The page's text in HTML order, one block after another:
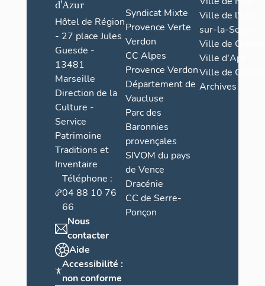
d'Azur
Hôtel de Région
- 27 place Jules
Guesde -
13481
Marseille
Direction de la
Culture -
Service
Patrimoine
Traditions et
Inventaire
Téléphone :
04 88 10 76
66
Nous
contacter
Aide
Accessibilité :
non conforme
Syndicat Mixte
Provence Verte
Verdon
CC Alpes
Provence Verdon
Département de
Vaucluse
Parc des
Baronnies
provençales
SIVOM du pays
de Vence
Dracénie
CC de Serre-
Ponçon
Ville de l'Isle-
sur-la-Sorgue
Ville de Grasse
Ville d'Apt
Ville de
Archives